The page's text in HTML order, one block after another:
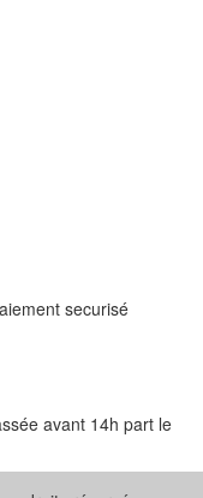
securisé
avant 14h part le